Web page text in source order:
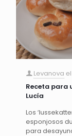
Levanova el
Receta para
Lucía
Los
esponjosos
para